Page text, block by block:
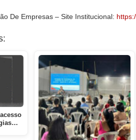
De Empresas – Site Institucional: